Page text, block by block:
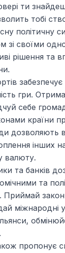
ти
тобі
політичну
зі своїми
рішення та
забезпечує
гри.
себе
країни
дозволяють
інших
валюту.
та банків
та
Приймай
міжнародні
пропонує